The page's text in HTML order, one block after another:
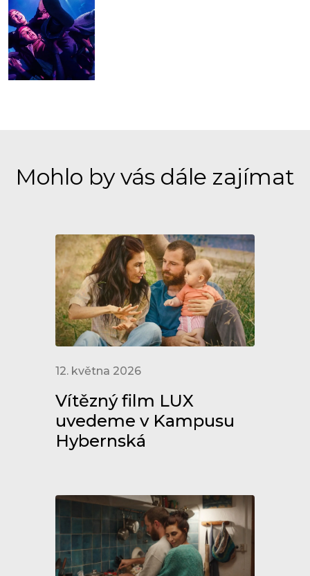
Mohlo by vás dále zajímat
12. května 2026
Vítězný film LUX
uvedeme v Kampusu
Hybernská